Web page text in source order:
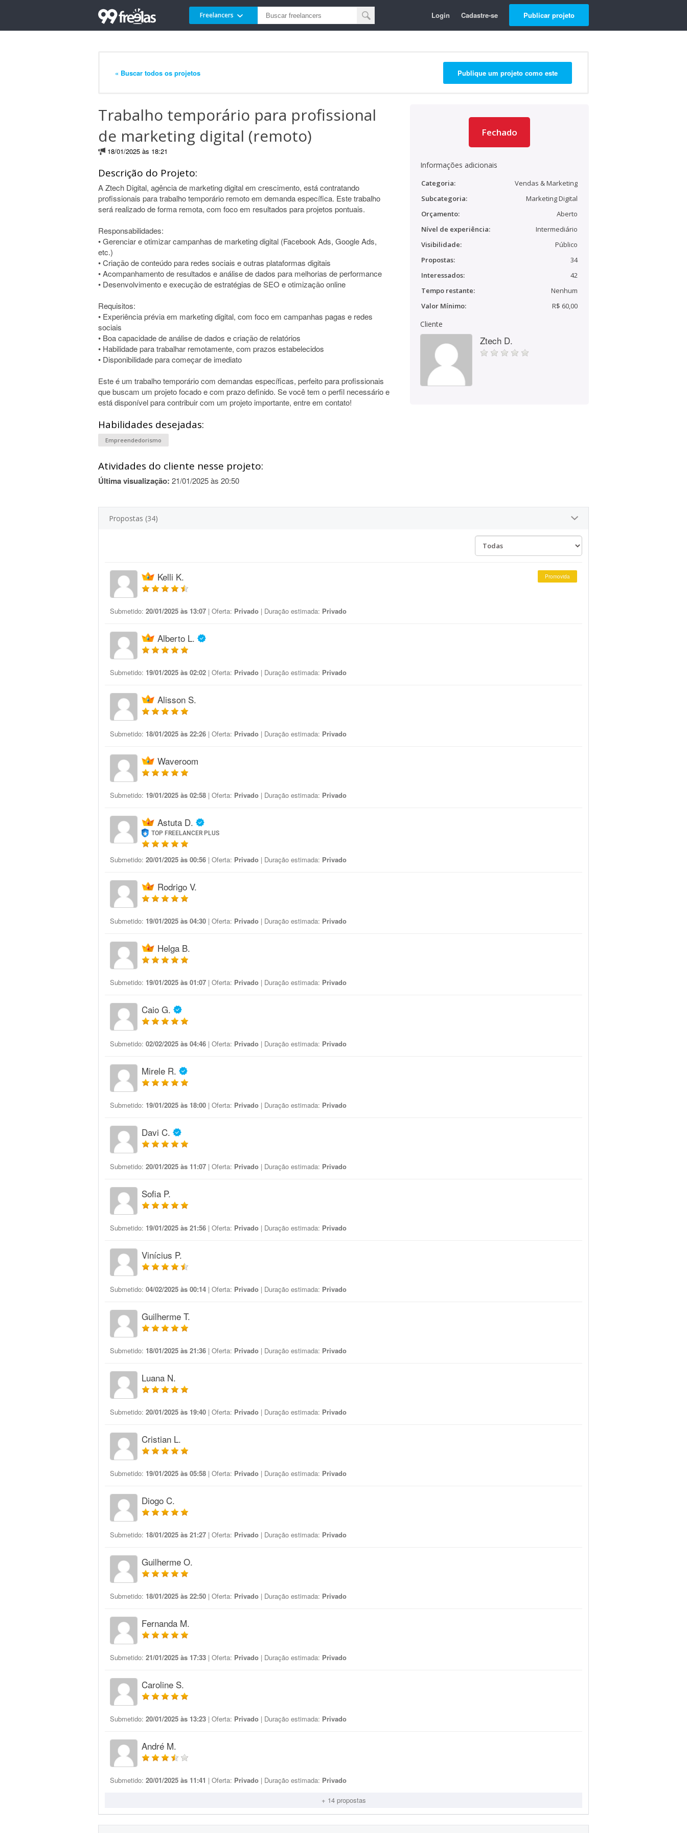
Freelancers Login Cadastre-se Publicar projeto
« Buscar todos os projetos Publique um projeto como este
Trabalho temporário para profissional
de marketing digital (remoto)
18/01/2025 às 18:21
Descrição do Projeto:
A Ztech Digital, agência de marketing digital em crescimento, está contratando
profissionais para trabalho temporário remoto em demanda específica. Este trabalho
será realizado de forma remota, com foco em resultados para projetos pontuais.
Responsabilidades:
• Gerenciar e otimizar campanhas de marketing digital (Facebook Ads, Google Ads,
etc.)
• Criação de conteúdo para redes sociais e outras plataformas digitais
• Acompanhamento de resultados e análise de dados para melhorias de performance
• Desenvolvimento e execução de estratégias de SEO e otimização online
Requisitos:
• Experiência prévia em marketing digital, com foco em campanhas pagas e redes
sociais
• Boa capacidade de análise de dados e criação de relatórios
• Habilidade para trabalhar remotamente, com prazos estabelecidos
• Disponibilidade para começar de imediato
Este é um trabalho temporário com demandas específicas, perfeito para profissionais
que buscam um projeto focado e com prazo definido. Se você tem o perfil necessário e
está disponível para contribuir com um projeto importante, entre em contato!
Habilidades desejadas:
Empreendedorismo
Atividades do cliente nesse projeto:
Última visualização: 21/01/2025 às 20:50
Fechado
Informações adicionais
Categoria:
Vendas & Marketing
Subcategoria:
Marketing Digital
Orçamento:
Aberto
Nível de experiência:
Intermediário
Visibilidade:
Público
Propostas:
34
Interessados:
42
Tempo restante:
Nenhum
Valor Mínimo:
R$ 60,00
Cliente
Ztech D.
Propostas (34)
Kelli K. Promovida
Submetido: 20/01/2025 às 13:07 | Oferta: Privado | Duração estimada: Privado
Alberto L.
Submetido: 19/01/2025 às 02:02 | Oferta: Privado | Duração estimada: Privado
Alisson S.
Submetido: 18/01/2025 às 22:26 | Oferta: Privado | Duração estimada: Privado
Waveroom
Submetido: 19/01/2025 às 02:58 | Oferta: Privado | Duração estimada: Privado
Astuta D.
TOP FREELANCER PLUS
Submetido: 20/01/2025 às 00:56 | Oferta: Privado | Duração estimada: Privado
Rodrigo V.
Submetido: 19/01/2025 às 04:30 | Oferta: Privado | Duração estimada: Privado
Helga B.
Submetido: 19/01/2025 às 01:07 | Oferta: Privado | Duração estimada: Privado
Caio G.
Submetido: 02/02/2025 às 04:46 | Oferta: Privado | Duração estimada: Privado
Mirele R.
Submetido: 19/01/2025 às 18:00 | Oferta: Privado | Duração estimada: Privado
Davi C.
Submetido: 20/01/2025 às 11:07 | Oferta: Privado | Duração estimada: Privado
Sofia P.
Submetido: 19/01/2025 às 21:56 | Oferta: Privado | Duração estimada: Privado
Vinícius P.
Submetido: 04/02/2025 às 00:14 | Oferta: Privado | Duração estimada: Privado
Guilherme T.
Submetido: 18/01/2025 às 21:36 | Oferta: Privado | Duração estimada: Privado
Luana N.
Submetido: 20/01/2025 às 19:40 | Oferta: Privado | Duração estimada: Privado
Cristian L.
Submetido: 19/01/2025 às 05:58 | Oferta: Privado | Duração estimada: Privado
Diogo C.
Submetido: 18/01/2025 às 21:27 | Oferta: Privado | Duração estimada: Privado
Guilherme O.
Submetido: 18/01/2025 às 22:50 | Oferta: Privado | Duração estimada: Privado
Fernanda M.
Submetido: 21/01/2025 às 17:33 | Oferta: Privado | Duração estimada: Privado
Caroline S.
Submetido: 20/01/2025 às 13:23 | Oferta: Privado | Duração estimada: Privado
André M.
Submetido: 20/01/2025 às 11:41 | Oferta: Privado | Duração estimada: Privado
+ 14 propostas